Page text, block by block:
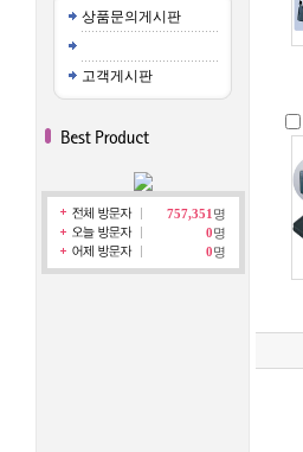
상품문의게시판
고객게시판
757,351 명
0명
0명